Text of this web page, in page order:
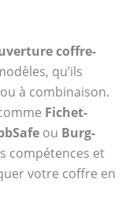
coffre-
qu’ils
à combinaison.
Fichet-
ou Burg-
compétences et
votre coffre en